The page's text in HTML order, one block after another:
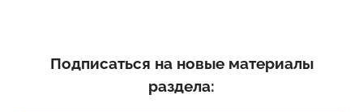
Подписаться на новые материалы
раздела: